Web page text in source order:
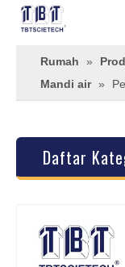
Rumah »
Mandi air »
Daftar